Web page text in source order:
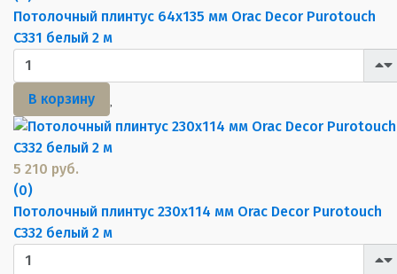
Потолочный плинтус 64х135 мм Orac Decor Purotouch
C331 белый 2 м
В корзину
5 210 руб.
(0)
Потолочный плинтус 230х114 мм Orac Decor Purotouch
C332 белый 2 м